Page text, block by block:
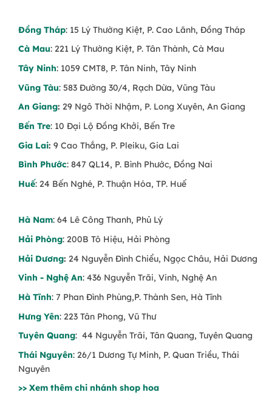
Valentine
Hoa từ lâu đã được xem là “ngôn ngữ của cảm
xúc”. Mỗi loài hoa, mỗi gam màu đều mang
yêu nồng cháy, sự trân trọng, lời cảm ơn hay
niềm hy vọng về một mối quan hệ bền lâu. Chính
vì vậy, việc tặng hoa Valentine không chỉ mang
tinh tế của người tặng.
Một bó hoa hồng đỏ có thể nói thay lời “anh yêu
em”, hoa hồng pastel lại nhẹ nhàng gửi gắm sự
hoa tone trắng – kem thể hiện sự chân thành và
thuần khiết trong tình cảm. Chọn đúng hoa cho
cảm xúc vào món quà ấy.
Có thể bạn quan tâm:
Gợi Ý Hoa Valentine
Bộ sưu tập hoa Valentine tại Trạm
Hoa có gì đặc biệt?
Bộ sưu tập
Hoa được xây dựng dựa trên hành vi và cảm
Đồng Tháp: 15 Lý Thường Kiệt, P. Cao Lãnh, Đồng Tháp
Cà Mau: 221 Lý Thường Kiệt, P. Tân Thành, Cà Mau
Tây Ninh: 1059 CMT8, P. Tân Ninh, Tây Ninh
Vũng Tàu: 583 Đường 30/4, Rạch Dừa, Vũng Tàu
An Giang: 29 Ngô Thời Nhậm, P. Long Xuyên, An Giang
Bến Tre: 10 Đại Lộ Đồng Khởi, Bến Tre
Gia Lai: 9 Cao Thắng, P. Pleiku, Gia Lai
Bình Phước: 847 QL14, P. Bình Phước, Đồng Nai
Huế: 24 Bến Nghé, P. Thuận Hóa, TP. Huế
Hà Nam: 64 Lê Công Thanh, Phủ Lý
Hải Phòng: 200B Tô Hiệu, Hải Phòng
Hải Dương: 24 Nguyễn Đình Chiểu, Ngọc Châu, Hải Dương
Vinh - Nghệ An: 436 Nguyễn Trãi, Vinh, Nghệ An
Hà Tĩnh: 7 Phan Đình Phùng,P. Thành Sen, Hà Tĩnh
Hưng Yên: 223 Tân Phong, Vũ Thư
Tuyên Quang: 44 Nguyễn Trãi, Tân Quang, Tuyên Quang
Thái Nguyên: 26/1 Dương Tự Minh, P. Quan Triều, Thái
Nguyên
>> Xem thêm chi nhánh shop hoa